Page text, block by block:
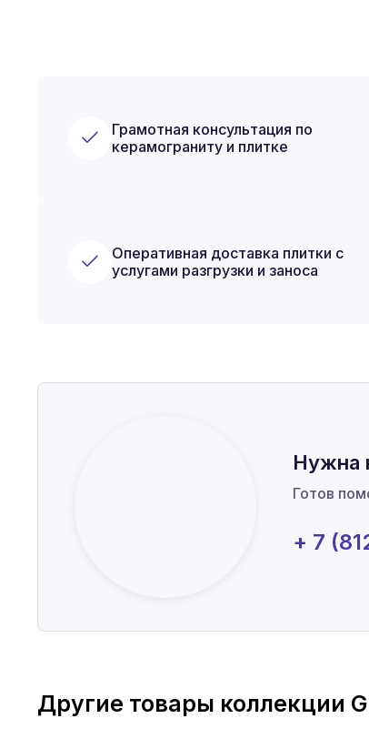
Грамотная консультация по
керамограниту и плитке
Оперативная доставка плитки с
услугами разгрузки и заноса
Нужна
Готов
+ 7
Другие товары коллекции